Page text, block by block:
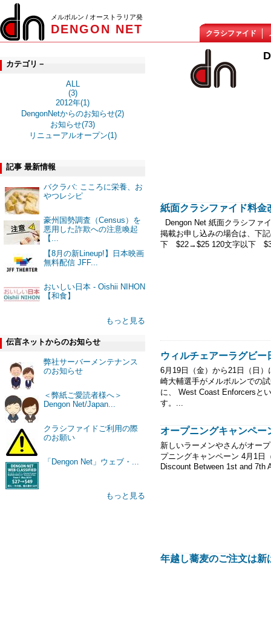
メルボルン / オーストラリア発
DENGON NET クラシファイド
カテゴリ－
ALL
(3)
2012年(1)
DengonNetからのお知らせ(2)
お知らせ(73)
リニューアルオープン(1)
記事 最新情報
バクラバ: こころに栄養、お
やつレシピ
豪州国勢調査（Census）を
悪用した詐欺への注意喚起
【...
【8月の新Lineup!】日本映画
無料配信 JFF...
おいしい日本 - Oishii NIHON
【和食】
もっと見る
伝言ネットからのお知らせ
弊社サーバーメンテナンス
のお知らせ
＜弊紙ご愛読者様へ＞
Dengon Net/Japan...
クラシファイドご利用の際
のお願い
「Dengon Net」ウェブ・...
もっと見る
紙面クラシファイド料金
Dengon Net 紙面クラシファ
掲載お申し込みの場合は、
下 $22→$25 120文字以下
ウィルチェアーラグビ
6月19日（金）から21日（日
崎大輔選手がメルボルンでの
に、 West Coast Enforcersと
す。...
オープニングキャンペ
新しいラーメンやさんがオー
プニングキャンペーン 4月1
Discount Between 1st and 7th
年越し蕎麦のご注文は新